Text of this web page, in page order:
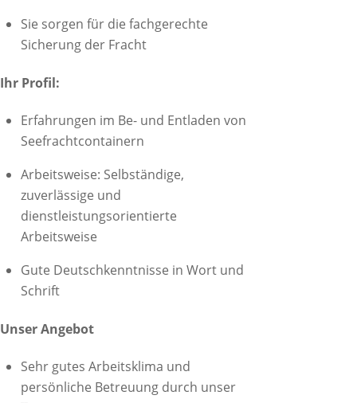
Sie sorgen für die fachgerechte
Sicherung der Fracht
Ihr Profil:
Erfahrungen im Be- und Entladen von
Seefrachtcontainern
Arbeitsweise: Selbständige,
zuverlässige und
dienstleistungsorientierte
Arbeitsweise
Gute Deutschkenntnisse in Wort und
Schrift
Unser Angebot
Sehr gutes Arbeitsklima und
persönliche Betreuung durch unser